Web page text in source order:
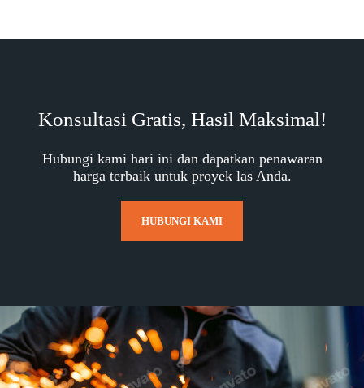
Konsultasi Gratis, Hasil Maksimal!
Hubungi kami hari ini dan dapatkan penawaran
harga terbaik untuk proyek las Anda.
HUBUNGI KAMI